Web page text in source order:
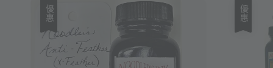
優惠 優惠